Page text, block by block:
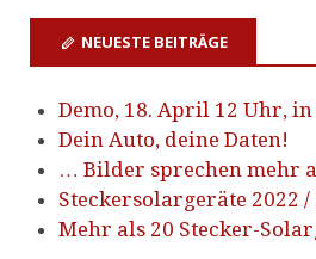
NEUESTE BEITRÄGE
Demo, 18. April 12 Uhr, in
Dein Auto, deine Daten!
… Bilder sprechen mehr
Steckersolargeräte 2022 /
Mehr als 20 Stecker-